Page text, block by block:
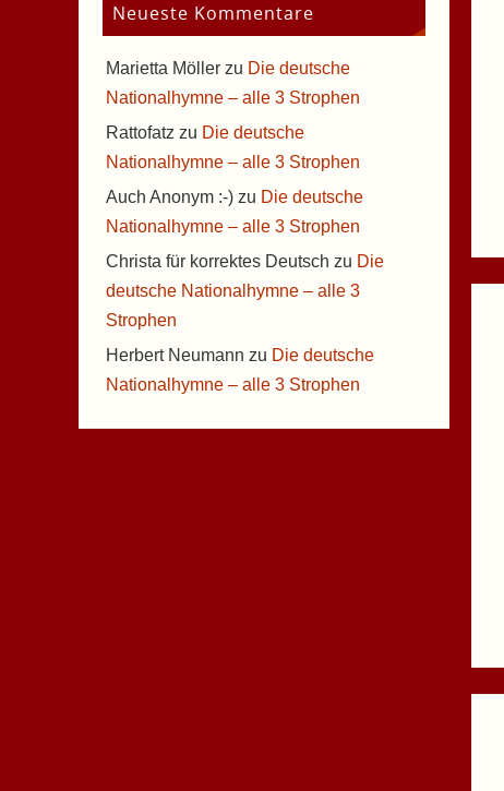
Neueste Kommentare
Marietta Möllerzu Die deutsche
Nationalhymne – alle 3 Strophen
Rattofatz zu Die deutsche
Nationalhymne – alle 3 Strophen
Auch Anonym :-)zu Die deutsche
Nationalhymne – alle 3 Strophen
Christa für korrektes Deutsch zu Die
deutsche Nationalhymne – alle 3
Strophen
Herbert Neumann zu Die deutsche
Nationalhymne – alle 3 Strophen